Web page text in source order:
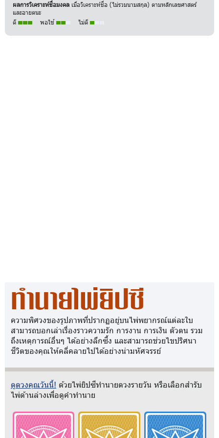
ผลการวิเคราะห์ชื่อมงคล เมื่อวิเคราะห์ชื่อ (ไม่รวมนามสกุล) ตามหลักเลขศาสตร์
และอายตนะ
ดี
พอใช้ ไม่ดี
ทำนายไพ่ยิปซี
ความพิศวงของรูปภาพที่ปรากฏอยู่บนไพ่พยากรณ์แต่ละใบ
สามารถบอกเล่าเรื่องราวความรัก การงาน การเงิน ตัวตน รวม
ถึงเหตุการณ์อื่นๆ ได้อย่างลึกซึ้ง และสามารถช่วยไขปริศนา
ชีวิตของคุณให้คลี่คลายไปได้อย่างน่ามหัศจรรย์
ดูดวงคุณวันนี้! ด้วยไพ่ยิปซีทำนายดวงรายวัน หรือเลือกสำรับ
ไพ่ด้านล่างเพื่อดูคำทำนาย